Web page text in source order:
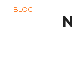
BLOG